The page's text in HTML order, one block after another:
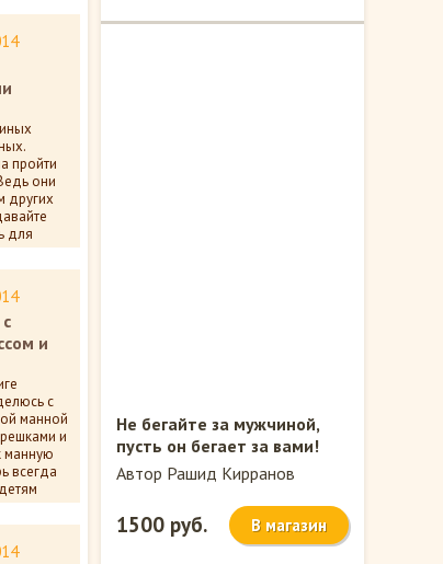
пройти
они
других
для
и
с
манной
и
манную
всегда
Не бегайте за мужчиной,
пусть он бегает за вами!
Автор Рашид Кирранов
1500 руб. В магазин